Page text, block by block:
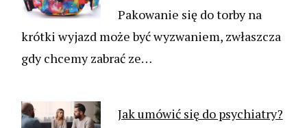
Pakowanie się do torby na
krótki wyjazd może być wyzwaniem, zwłaszcza
gdy chcemy zabrać ze…
Jak umówić się do psychiatry?